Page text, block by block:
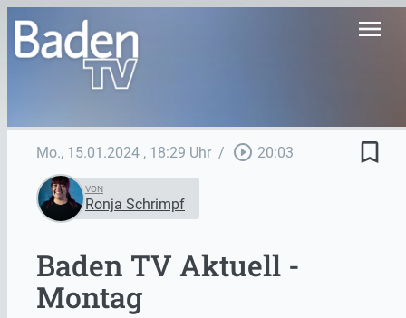
menu
Mo., 15.01.2024 , 18:29 Uhr / play_circle_outline 20:03 bookmark_border
VON
Ronja Schrimpf
Baden TV Aktuell -
Montag